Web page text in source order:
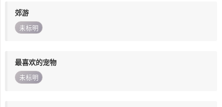
郊游
未标明
最喜欢的宠物
未标明